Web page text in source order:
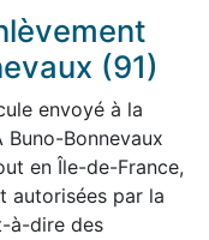
(91)
envoyé à la
Bonnevaux
en Île-de-France,
autorisées par la
à-dire des